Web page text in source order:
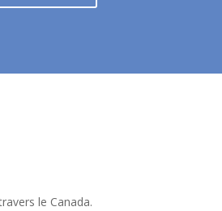
le Canada.